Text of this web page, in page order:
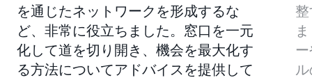
を通じたネットワークを形成するな
ど、非常に役立ちました。窓口を一元
化して道を切り開き、機会を最大化す
る方法についてアドバイスを提供して